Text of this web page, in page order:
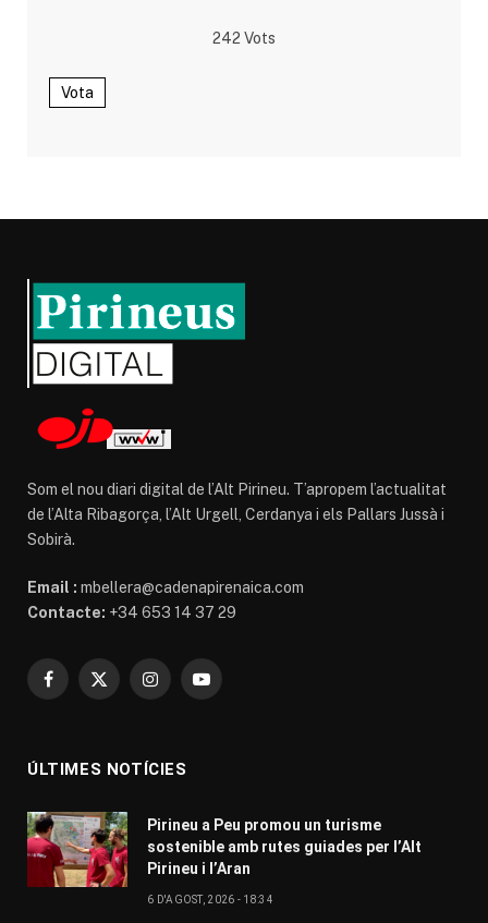
242 Vots
Vota
Som el nou diari digital de l’Alt Pirineu. T’apropem l’actualitat
de l’Alta Ribagorça, l’Alt Urgell, Cerdanya i els Pallars Jussà i
Sobirà.
Email : mbellera@cadenapirenaica.com
Contacte: +34 653 14 37 29
Facebook
X
InstagramYouTube
ÚLTIMES NOTÍCIES
Pirineu a Peu promou un turisme
sostenible amb rutes guiades per l’Alt
Pirineu i l’Aran
6 D'AGOST, 2026 - 18:34